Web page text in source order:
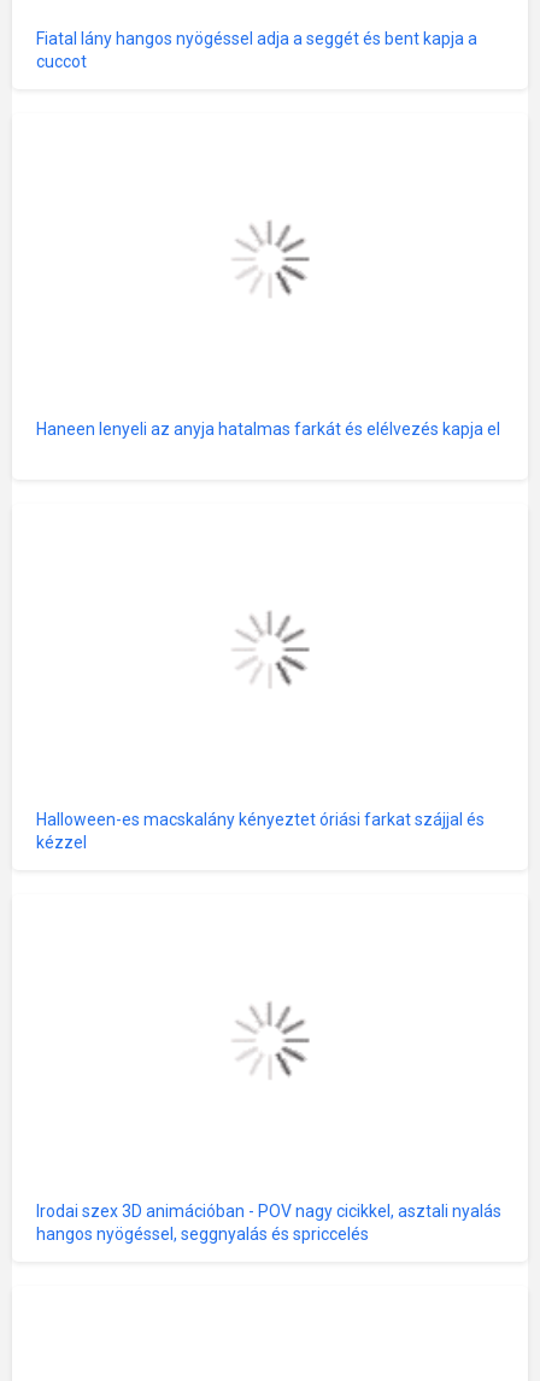
Fiatal lány hangos nyögéssel adja a seggét és bent kapja a
cuccot
Haneen lenyeli az anyja hatalmas farkát és elélvezés kapja el
Halloween-es macskalány kényeztet óriási farkat szájjal és
kézzel
Irodai szex 3D animációban - POV nagy cicikkel, asztali nyalás
hangos nyögéssel, seggnyalás és spriccelés